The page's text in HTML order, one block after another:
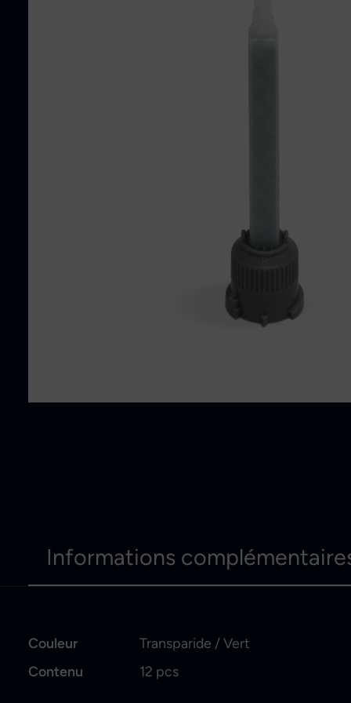
Informations
Couleur
Transparide / Vert
Contenu
12 pcs